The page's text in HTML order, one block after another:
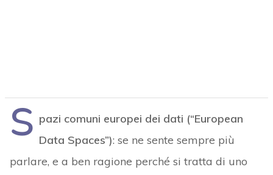
S pazi comuni europei dei dati (“European
Data Spaces”): se ne sente sempre più
parlare, e a ben ragione perché si tratta di uno